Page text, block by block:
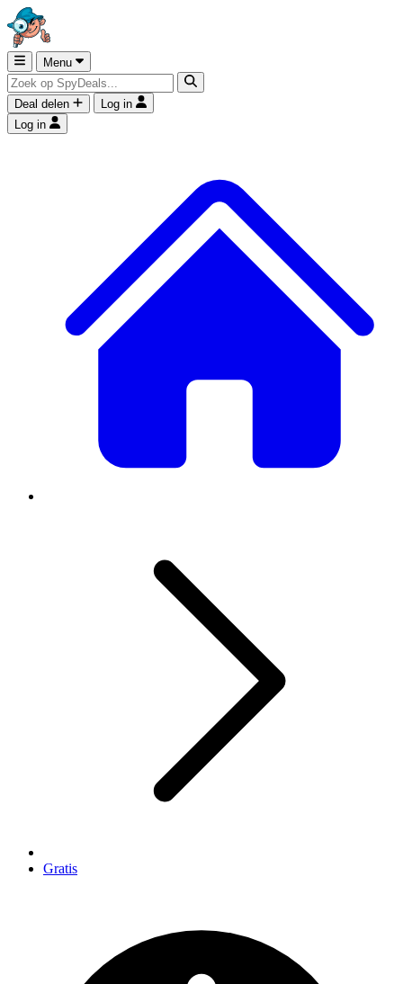
Menu
Deal delen
Log in
Log in
Gratis